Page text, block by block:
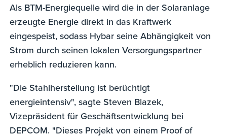
Als BTM-Energiequelle wird die in der Solaranlage
erzeugte Energie direkt in das Kraftwerk
eingespeist, sodass Hybar seine Abhängigkeit von
Strom durch seinen lokalen Versorgungspartner
erheblich reduzieren kann.
"Die Stahlherstellung ist berüchtigt
energieintensiv", sagte Steven Blazek,
Vizepräsident für Geschäftsentwicklung bei
DEPCOM. "Dieses Projekt von einem Proof of